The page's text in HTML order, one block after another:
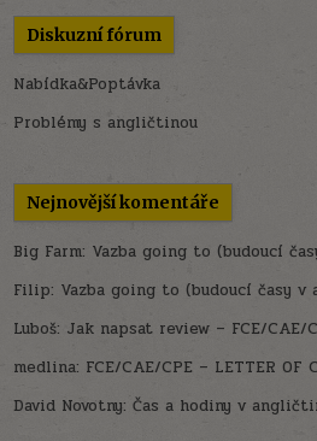
Diskuzní fórum
Nabídka&Poptávka
Problémy s angličtinou
Nejnovější komentáře
Big Farm: Vazba going to (budoucí
Filip: Vazba going to (budoucí časy v
Luboš: Jak napsat review – FCE/CAE/
medlina: FCE/CAE/CPE – LETTER OF
David Novotny:Čas a hodiny v